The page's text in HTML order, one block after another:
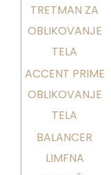
TRETMAN ZA
OBLIKOVANJE
TELA
ACCENT PRIME
OBLIKOVANJE
TELA
BALANCER
LIMFNA